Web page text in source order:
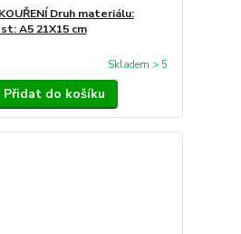
Druh materiálu:
A5 21X15 cm
Skladem > 5
Přidat do košíku